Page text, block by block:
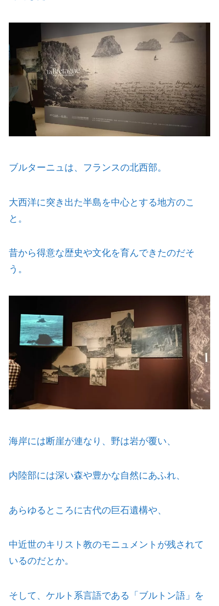
ブルターニュは、フランスの北西部。
大西洋に突き出た半島を中心とする地方のこ
と。
昔から得意な歴史や文化を育んできたのだそ
う。
海岸には断崖が連なり、野は岩が覆い、
内陸部には深い森や豊かな自然にあふれ、
あらゆるところに古代の巨石遺構や、
中近世のキリスト教のモニュメントが残されて
いるのだとか。
そして、ケルト系言語である「ブルトン語」を